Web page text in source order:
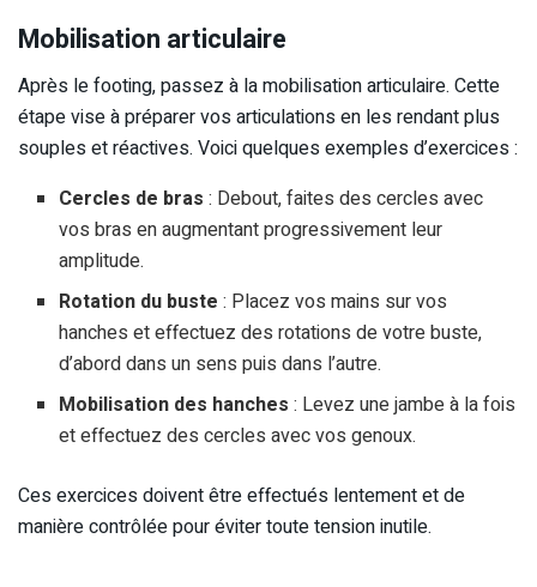
Mobilisation articulaire
Après le footing, passez à la mobilisation articulaire. Cette
étape vise à préparer vos articulations en les rendant plus
souples et réactives. Voici quelques exemples d’exercices :
Cercles de bras : Debout, faites des cercles avec
vos bras en augmentant progressivement leur
amplitude.
Rotation du buste : Placez vos mains sur vos
hanches et effectuez des rotations de votre buste,
d’abord dans un sens puis dans l’autre.
Mobilisation des hanches : Levez une jambe à la fois
et effectuez des cercles avec vos genoux.
Ces exercices doivent être effectués lentement et de
manière contrôlée pour éviter toute tension inutile.